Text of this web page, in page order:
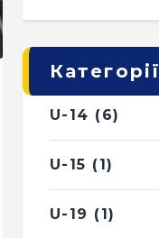
Категорії
U-14 (6)
U-15 (1)
U-19 (1)